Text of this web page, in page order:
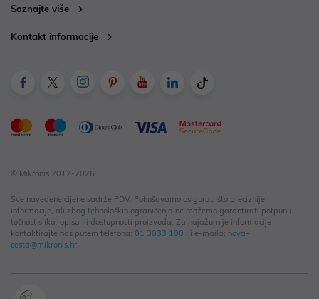
Saznajte više
Kontakt informacije
© Mikronis 2012-2026
Sve navedene cijene sadrže PDV. Pokušavamo osigurati što preciznije
informacije, ali zbog tehnoloških ograničenja ne možemo garantirati potpunu
točnost slika, opisa ili dostupnosti proizvoda. Za najažurnije informacije
kontaktirajte nas putem telefona: 01 3033 100 ili e-maila: nova-
cesta@mikronis.hr.